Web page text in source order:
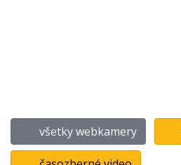
všetky webkamery